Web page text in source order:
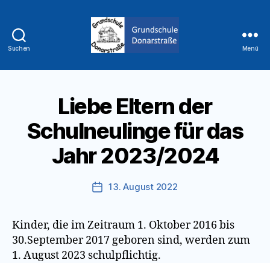
Suchen
Donarstraße
Menü
Liebe Eltern der
Schulneulinge für das
Jahr 2023/2024
Veröffentlichungsdatum
13. August 2022
Kinder, die im Zeitraum 1. Oktober 2016 bis
30.September 2017 geboren sind, werden zum
1. August 2023 schulpflichtig.